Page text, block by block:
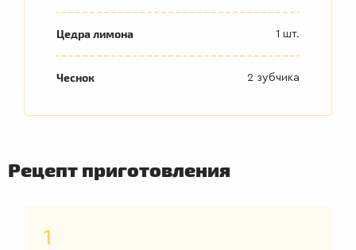
БЛЮДА
Цедра лимона 1 шт.
Чеснок 2 зубчика
Рецепт приготовления
1